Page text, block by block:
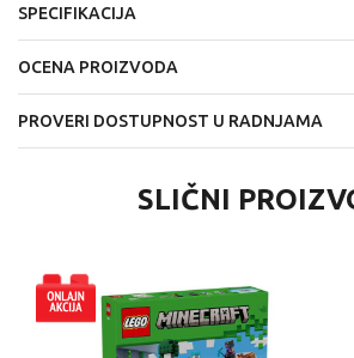
SPECIFIKACIJA
OCENA PROIZVODA
PROVERI DOSTUPNOST U RADNJAMA
SLIČNI